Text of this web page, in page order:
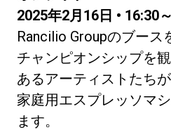
2025年2月16日 • 16:30～
Rancilio Groupのブース
チャンピオンシップを
あるアーティストたち
家庭用エスプレッソマ
ます。